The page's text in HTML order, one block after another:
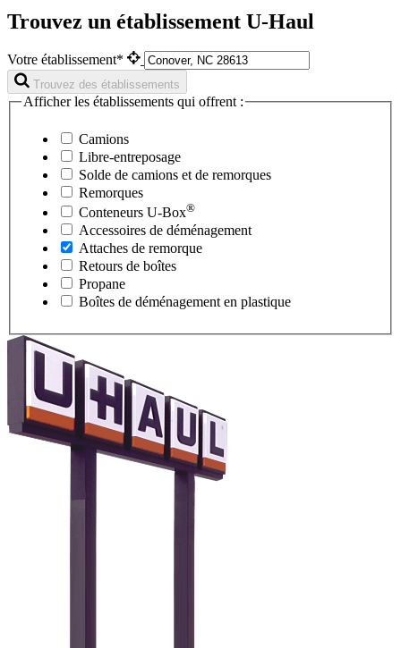
Trouvez un établissement U-Haul
Votre établissement*
Trouvez des établissements
Afficher les établissements qui offrent :
Camions
Libre-entreposage
Solde de camions et de remorques
Remorques
Conteneurs U-Box®
Accessoires de déménagement
Attaches de remorque
Retours de boîtes
Propane
Boîtes de déménagement en plastique